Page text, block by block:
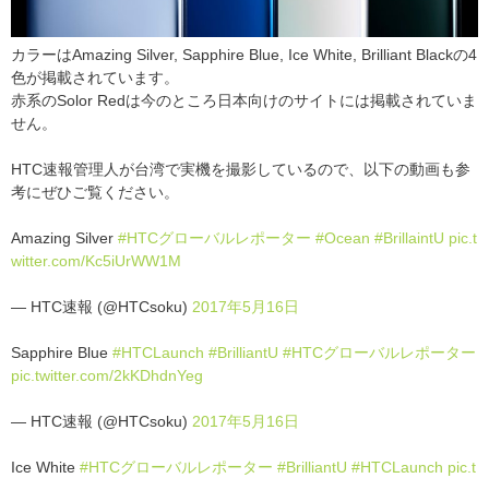
カラーはAmazing Silver, Sapphire Blue, Ice White, Brilliant Blackの4
色が掲載されています。
赤系のSolor Redは今のところ日本向けのサイトには掲載されていま
せん。
HTC速報管理人が台湾で実機を撮影しているので、以下の動画も参
考にぜひご覧ください。
Amazing Silver #HTCグローバルレポーター #Ocean #BrillaintU pic.t
witter.com/Kc5iUrWW1M
— HTC速報 (@HTCsoku) 2017年5月16日
Sapphire Blue #HTCLaunch #BrilliantU #HTCグローバルレポーター
pic.twitter.com/2kKDhdnYeg
— HTC速報 (@HTCsoku) 2017年5月16日
Ice White #HTCグローバルレポーター #BrilliantU #HTCLaunch pic.t